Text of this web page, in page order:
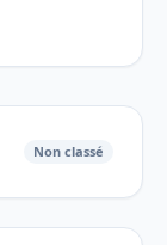
Non classé